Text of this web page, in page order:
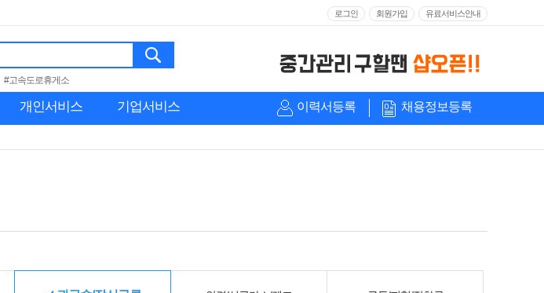
로그인 회원가입 유료서비스안내
#고속도로휴게소
개인서비스 기업서비스 이력서등록 채용정보등록